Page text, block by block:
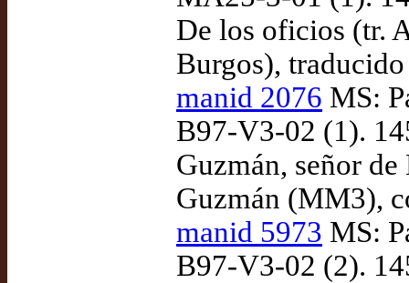
De los oficios (tr.
Burgos),
manid 2076 MS:
B97-V3-02 (1).
Guzmán, señor de
Guzmán (MM3),
manid 5973 MS:
B97-V3-02 (2).